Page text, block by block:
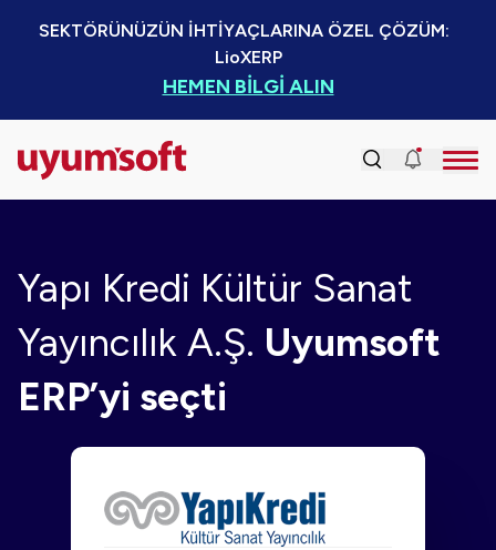
SEKTÖRÜNÜZÜN İHTİYAÇLARINA ÖZEL ÇÖZÜM:
LioXERP
HEMEN BİLGİ ALIN
Yapı Kredi Kültür Sanat
Yayıncılık A.Ş. Uyumsoft
ERP’yi seçti